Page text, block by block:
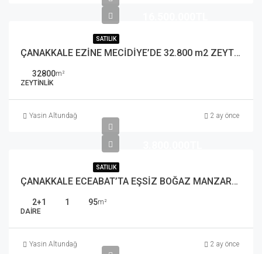
SATILIK
ÇANAKKALE EZİNE MECİDİYE’DE 32.800 m2 ZEYTİNLİK
32800m²
ZEYTINLIK
Yasin Altundağ 2 ay önce
SATILIK
ÇANAKKALE ECEABAT’TA EŞSİZ BOĞAZ MANZARALI 2+1 SATILIK DAİRE
2+1 1 95m²
DAIRE
Yasin Altundağ 2 ay önce